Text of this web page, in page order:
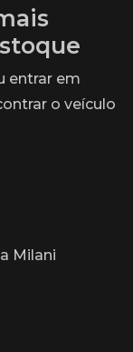
entrar em
o veículo
Milani